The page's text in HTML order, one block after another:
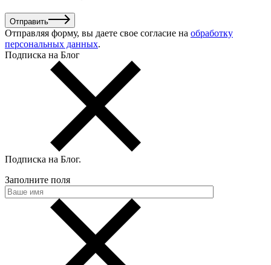
Отправить
Отправляя форму, вы даете свое согласие на обработку
персональных данных.
Подписка на Блог
Подписка на Блог.
Заполните поля